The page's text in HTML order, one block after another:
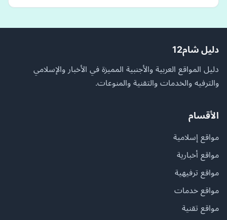
دليل شام12
دليل المواقع العربية والأجنبية المميزة في الأخبار والإسلامي
والترفيه والخدمات والتقنية والمنوعات.
الأقسام
مواقع إسلامية
مواقع أخبارية
مواقع ترفيهية
مواقع خدمات
مواقع تقنية